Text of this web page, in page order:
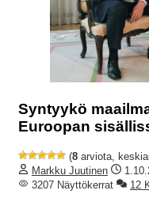
Syntyykö
Euroopan
(8 arviota,
Markku Juutinen
3207 Näyttökerrat
12